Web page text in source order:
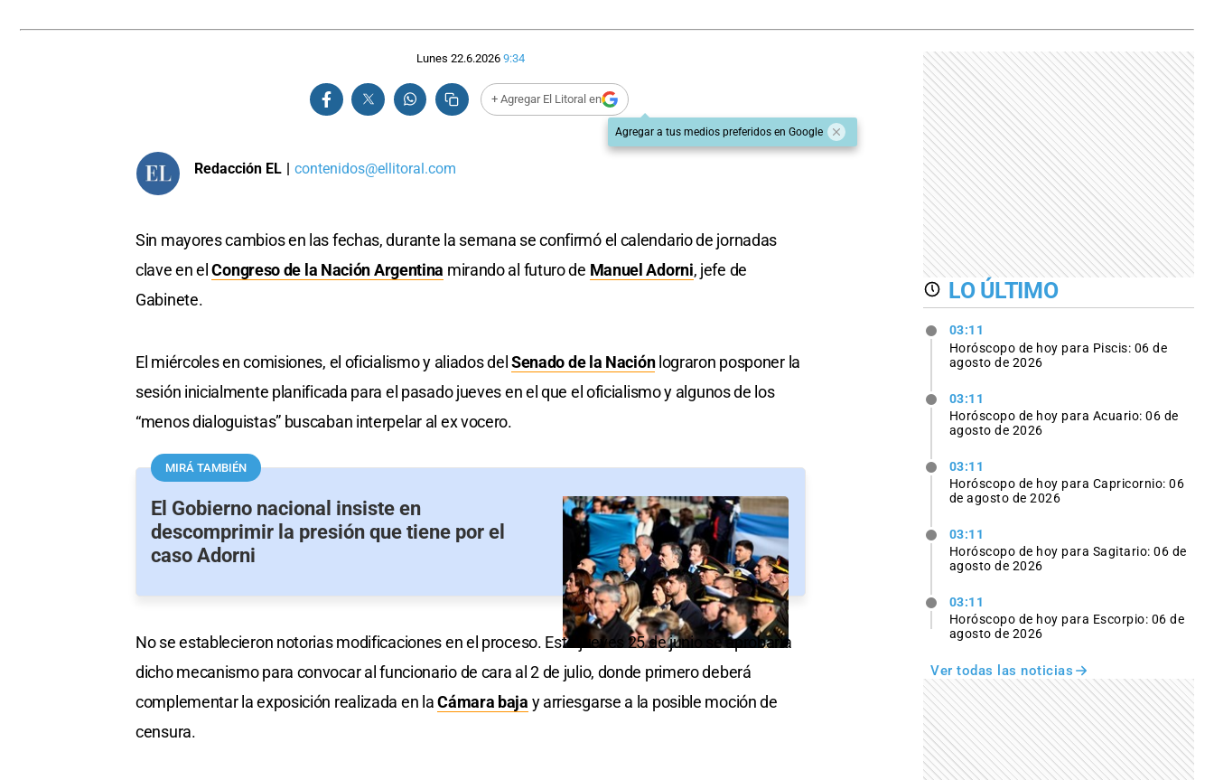
Lunes 22.6.2026 9:34
+ Agregar El Litoral en
Agregar a tus medios preferidos en Google
Redacción EL | contenidos@ellitoral.com
Sin mayores cambios en las fechas, durante la semana se confirmó el calendario de jornadas
clave en elCongreso de la Nación Argentina mirando al futuro de Manuel Adorni, jefe de
Gabinete.
El miércoles en comisiones, el oficialismo y aliados del Senado de la Naciónlograron posponer la
sesión inicialmente planificada para el pasado jueves en el que el oficialismo y algunos de los
“menos dialoguistas” buscaban interpelar al ex vocero.
MIRÁ TAMBIÉN
El Gobierno nacional insiste en
descomprimir la presión que tiene por el
caso Adorni
No se establecieron notorias modificaciones en el proceso. Este jueves 25 de junio se aprobaría
dicho mecanismo para convocar al funcionario de cara al 2 de julio, donde primero deberá
complementar la exposición realizada en laCámara baja y arriesgarse a la posible moción de
censura.
LO ÚLTIMO
03:11
Horóscopo de hoy para Piscis: 06 de
agosto de 2026
03:11
Horóscopo de hoy para Acuario: 06 de
agosto de 2026
03:11
Horóscopo de hoy para Capricornio: 06
de agosto de 2026
03:11
Horóscopo de hoy para Sagitario: 06 de
agosto de 2026
03:11
Horóscopo de hoy para Escorpio: 06 de
agosto de 2026
Ver todas las noticias